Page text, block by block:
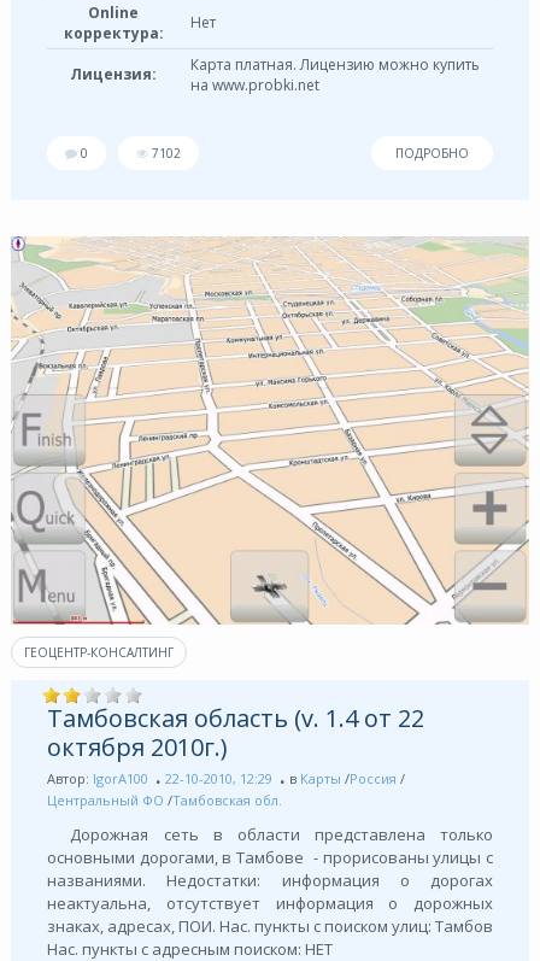
Online
корректура:
Нет
Лицензия:
Карта платная. Лицензию можно купить
на www.probki.net
0 7102 ПОДРОБНО
ГЕОЦЕНТР-КОНСАЛТИНГ
Тамбовская область (v. 1.4 от 22
октября 2010г.)
Автор: IgorA100 22-10-2010, 12:29 в Карты /Россия /
Центральный ФО /Тамбовская обл.
Дорожная сеть в области представлена только
основными дорогами, в Тамбове - прорисованы улицы с
названиями. Недостатки: информация о дорогах
неактуальна, отсутствует информация о дорожных
знаках, адресах, ПОИ. Нас. пункты с поиском улиц: Тамбов
Нас. пункты с адресным поиском: НЕТ